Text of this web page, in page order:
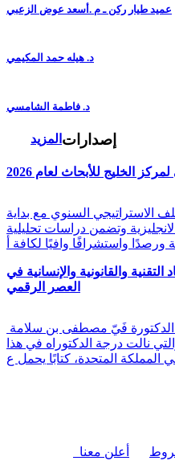
عميد طيار ركن ـ م .أسعد عوض الزعبي
د. هيله حمد المكيمي
د. فاطمة الشامسي
المزيد إصدارات
الخليج للأبحاث لعام 2026
الاستراتيجي السنوي مع بداية
والانجليزية وتضمن دراسات تحليلية
واستشرافًا وافيًا لكافة أ
والقانونية والإنسانية في
العصر الرقمي
نالت درجة الدكتوراه في هذا
المتحدة، كتابًا يحمل ع
أعلن معنا